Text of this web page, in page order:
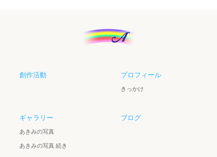
創作活動 プロフィール
きっかけ
ギャラリー
あきみの写真
あきみの写真 続き
ブログ